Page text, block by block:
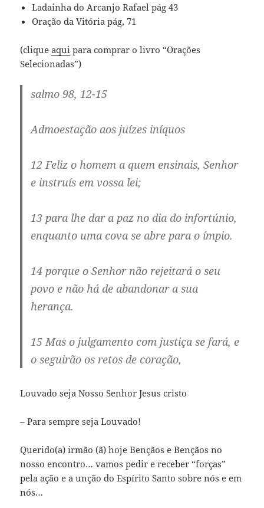
Ladainha do Arcanjo Rafael pág 43
Oração da Vitória pág, 71
(cliqueaqui para comprar o livro “Orações
Selecionadas”)
salmo 98, 12-15
Admoestação aos juízes iníquos
12 Feliz o homem a quem ensinais, Senhor
e instruís em vossa lei;
13 para lhe dar a paz no dia do infortúnio,
enquanto uma cova se abre para o ímpio.
14 porque o Senhor não rejeitará o seu
povo e não há de abandonar a sua
herança.
15 Mas o julgamento com justiça se fará, e
o seguirão os retos de coração,
Louvado seja Nosso Senhor Jesus cristo
– Para sempre seja Louvado!
Querido(a) irmão (ã) hoje Bençãos e Bençãos no
nosso encontro… vamos pedir e receber “forças”
pela ação e a unção do Espírito Santo sobre nós e em
nós…